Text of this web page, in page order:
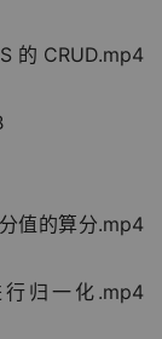
CRUD.mp4
值的算分.mp4
归一化.mp4